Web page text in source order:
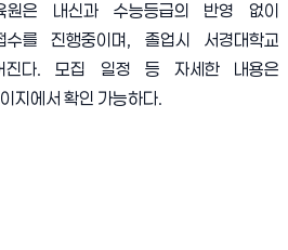
원은 내신과 수능등급의 반영 없이
를 진행중이며 , 졸업시 서경대학교
다.모집 일정 등 자세한 내용은
지에서 확인 가능하다.